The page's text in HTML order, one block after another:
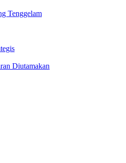
Tenggelam
Diutamakan